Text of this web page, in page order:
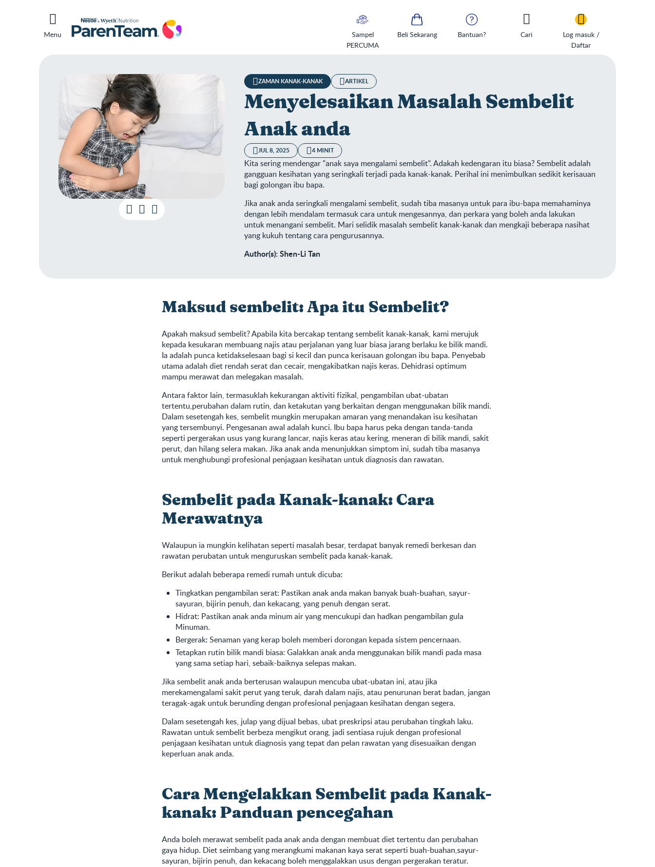
Menu
Sampel
PERCUMA
Beli Sekarang Bantuan? Cari
Log masuk /
Daftar
Menyelesaikan Masalah Sembelit Anak anda
ZAMAN KANAK-KANAK ARTIKEL
Menyelesaikan Masalah Sembelit
Anak anda
JUL 8, 2025 4 MINIT
Kita sering mendengar "anak saya mengalami sembelit". Adakah kedengaran itu biasa? Sembelit adalah
gangguan kesihatan yang seringkali terjadi pada kanak-kanak. Perihal ini menimbulkan sedikit kerisauan
bagi golongan ibu bapa.
Jika anak anda seringkali mengalami sembelit, sudah tiba masanya untuk para ibu-bapa memahaminya
dengan lebih mendalam termasuk cara untuk mengesannya, dan perkara yang boleh anda lakukan
untuk menangani sembelit. Mari selidik masalah sembelit kanak-kanak dan mengkaji beberapa nasihat
yang kukuh tentang cara pengurusannya.
Author(s): Shen-Li Tan
Maksud sembelit: Apa itu Sembelit?
Apakah maksud sembelit? Apabila kita bercakap tentang sembelit kanak-kanak, kami merujuk
kepada kesukaran membuang najis atau perjalanan yang luar biasa jarang berlaku ke bilik mandi.
Ia adalah punca ketidakselesaan bagi si kecil dan punca kerisauan golongan ibu bapa. Penyebab
utama adalah diet rendah serat dan cecair, mengakibatkan najis keras. Dehidrasi optimum
mampu merawat dan melegakan masalah.
Antara faktor lain, termasuklah kekurangan aktiviti fizikal, pengambilan ubat-ubatan
tertentu,perubahan dalam rutin, dan ketakutan yang berkaitan dengan menggunakan bilik mandi.
Dalam sesetengah kes, sembelit mungkin merupakan amaran yang menandakan isu kesihatan
yang tersembunyi. Pengesanan awal adalah kunci. Ibu bapa harus peka dengan tanda-tanda
seperti pergerakan usus yang kurang lancar, najis keras atau kering, meneran di bilik mandi, sakit
perut, dan hilang selera makan. Jika anak anda menunjukkan simptom ini, sudah tiba masanya
untuk menghubungi profesional penjagaan kesihatan untuk diagnosis dan rawatan.
Sembelit pada Kanak-kanak: Cara
Merawatnya
Walaupun ia mungkin kelihatan seperti masalah besar, terdapat banyak remedi berkesan dan
rawatan perubatan untuk menguruskan sembelit pada kanak-kanak.
Berikut adalah beberapa remedi rumah untuk dicuba:
Tingkatkan pengambilan serat: Pastikan anak anda makan banyak buah-buahan, sayur-
sayuran, bijirin penuh, dan kekacang, yang penuh dengan serat.
Hidrat: Pastikan anak anda minum air yang mencukupi dan hadkan pengambilan gula
Minuman.
Bergerak: Senaman yang kerap boleh memberi dorongan kepada sistem pencernaan.
Tetapkan rutin bilik mandi biasa: Galakkan anak anda menggunakan bilik mandi pada masa
yang sama setiap hari, sebaik-baiknya selepas makan.
Jika sembelit anak anda berterusan walaupun mencuba ubat-ubatan ini, atau jika
merekamengalami sakit perut yang teruk, darah dalam najis, atau penurunan berat badan, jangan
teragak-agak untuk berunding dengan profesional penjagaan kesihatan dengan segera.
Dalam sesetengah kes, julap yang dijual bebas, ubat preskripsi atau perubahan tingkah laku.
Rawatan untuk sembelit berbeza mengikut orang, jadi sentiasa rujuk dengan profesional
penjagaan kesihatan untuk diagnosis yang tepat dan pelan rawatan yang disesuaikan dengan
keperluan anak anda.
Cara Mengelakkan Sembelit pada Kanak-
kanak: Panduan pencegahan
Anda boleh merawat sembelit pada anak anda dengan membuat diet tertentu dan perubahan
gaya hidup. Diet seimbang yang merangkumi makanan kaya serat seperti buah-buahan,sayur-
sayuran, bijirin penuh, dan kekacang boleh menggalakkan usus dengan pergerakan teratur.